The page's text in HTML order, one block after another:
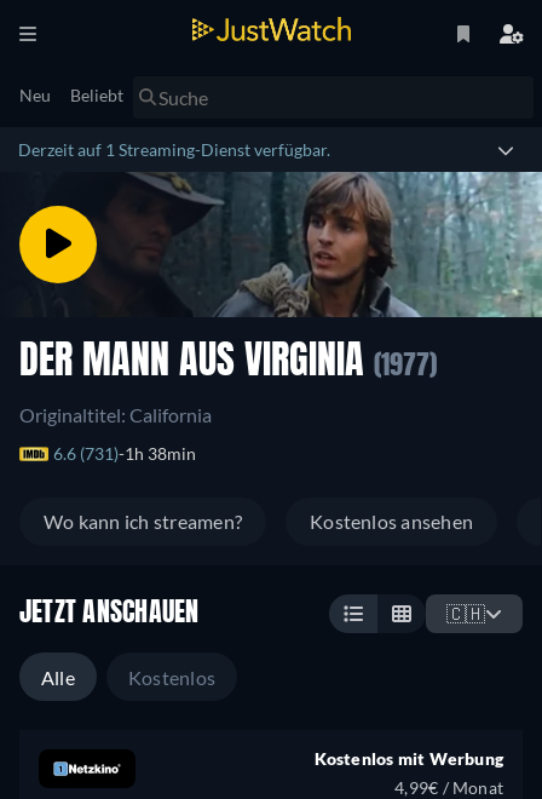
Neu Beliebt
Derzeit auf 1 Streaming-Dienst verfügbar.
DER MANN AUS VIRGINIA (1977)
Originaltitel: California
6.6 (731) 1h 38min
Wo kann ich streamen? Kostenlos ansehen
JETZT ANSCHAUEN 🇨🇭
Alle Kostenlos
Kostenlos mit Werbung
4,99€ / Monat